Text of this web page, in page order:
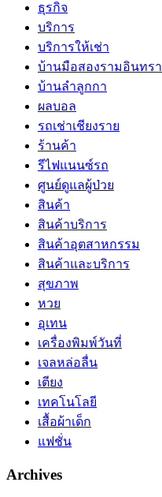
ธุรกิจ
บริการ
บริการให้เช่า
บ้านมือสองรามอินทรา
บ้านลำลูกกา
ผลบอล
รถเช่าเชียงราย
ร้านค้า
รีไฟแนนซ์รถ
ศูนย์ดูแลผู้ป่วย
สินค้า
สินค้าบริการ
สินค้าอุตสาหกรรม
สินค้าและบริการ
สุขภาพ
หวย
อุเทน
เครื่องพิมพ์วันที่
เจลหล่อลื่น
เตียง
เทคโนโลยี
เสื้อผ้าเด็ก
แฟชั่น
Archives